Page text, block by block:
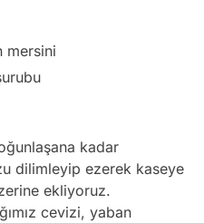
mersini
kadar
dilimleyip ezerek kaseye
ekliyoruz.
cevizi, yaban